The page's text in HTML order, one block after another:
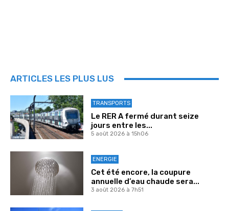
ARTICLES LES PLUS LUS
TRANSPORTS
Le RER A fermé durant seize
jours entre les...
5 août 2026 à 15h06
ENERGIE
Cet été encore, la coupure
annuelle d’eau chaude sera...
3 août 2026 à 7h51